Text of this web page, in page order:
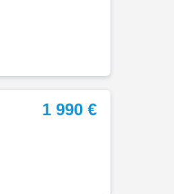
1 990 €